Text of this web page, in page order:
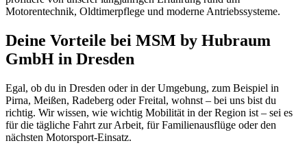
Motorentechnik, Oldtimerpflege und moderne Antriebssysteme.
Deine Vorteile bei MSM by Hubraum
GmbH in Dresden
Egal, ob du in Dresden oder in der Umgebung, zum Beispiel in
Pirna, Meißen, Radeberg oder Freital, wohnst – bei uns bist du
richtig. Wir wissen, wie wichtig Mobilität in der Region ist – sei es
für die tägliche Fahrt zur Arbeit, für Familienausflüge oder den
nächsten Motorsport-Einsatz.